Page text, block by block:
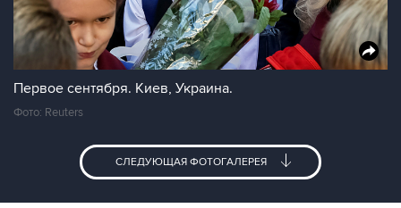
Первое сентября. Киев, Украина.
Фото: Reuters
СЛЕДУЮЩАЯ ФОТОГАЛЕРЕЯ